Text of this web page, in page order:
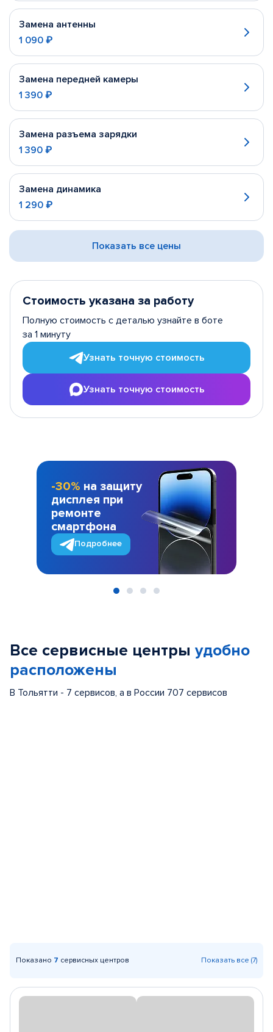
Замена антенны
1 090 ₽
Замена передней камеры
1 390 ₽
Замена разъема зарядки
1 390 ₽
Замена динамика
1 290 ₽
Показать все цены
Стоимость указана за работу
Полную стоимость с деталью узнайте в боте
за 1 минуту
Узнать точную стоимость
Узнать точную стоимость
-30% на защиту
дисплея при
ремонте
смартфона
Подробнее
Все сервисные центры удобно
расположены
В Тольятти - 7 сервисов, а в России 707 сервисов
Показано 7 сервисных центров Показать все (7)